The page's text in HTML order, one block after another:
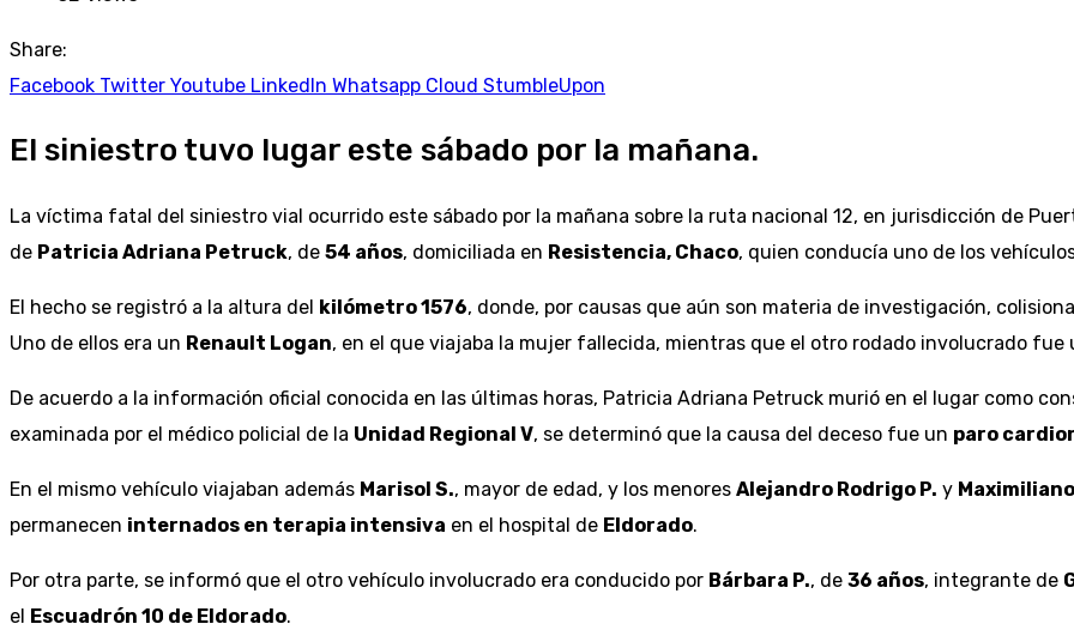
Share:
Facebook Twitter Youtube LinkedIn Whatsapp Cloud StumbleUpon
El siniestro tuvo lugar este sábado por la mañana.
La víctima fatal del siniestro vial ocurrido este sábado por la mañana sobre la ruta nacional 12, en jurisdicción de
de Patricia Adriana Petruck, de 54 años, domiciliada en Resistencia, Chaco, quien conducía uno de los
El hecho se registró a la altura del kilómetro 1576, donde, por causas que aún son materia de investigación,
Uno de ellos era un Renault Logan, en el que viajaba la mujer fallecida, mientras que el otro rodado involucrado fue
De acuerdo a la información oficial conocida en las últimas horas, Patricia Adriana Petruck murió en el lugar como
examinada por el médico policial de la Unidad Regional V, se determinó que la causa del deceso fue un paro
En el mismo vehículo viajaban además Marisol S., mayor de edad, y los menores Alejandro Rodrigo P. y Maximiliano
permanecen internados en terapia intensiva en el hospital de Eldorado.
Por otra parte, se informó que el otro vehículo involucrado era conducido por Bárbara P., de 36 años, integrante de
el Escuadrón 10 de Eldorado.